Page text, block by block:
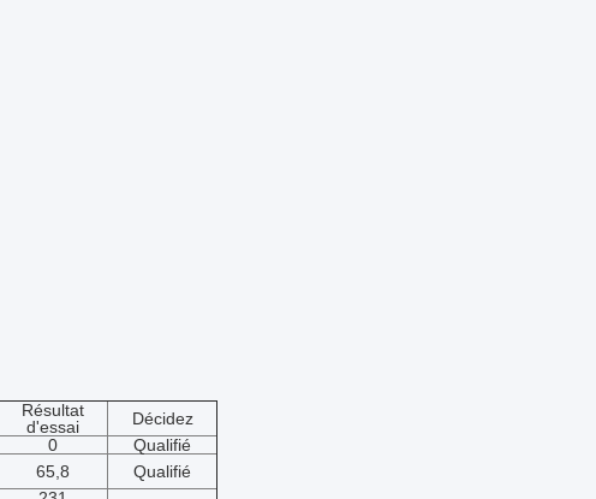
Résultat
d'essai
Décidez
0
Qualifié
65,8
Qualifié